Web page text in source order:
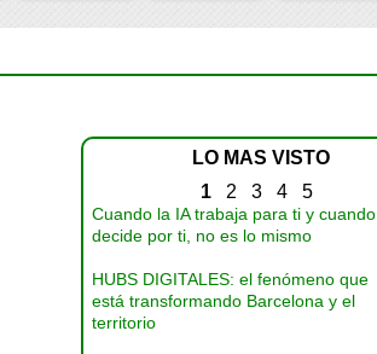
LO MAS VISTO
1 2 3 4 5
Cuando la IA trabaja para ti y cuando
decide por ti, no es lo mismo
HUBS DIGITALES: el fenómeno que
está transformando Barcelona y el
territorio